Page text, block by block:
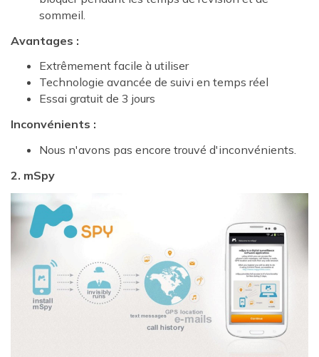
sommeil.
Avantages :
Extrêmement facile à utiliser
Technologie avancée de suivi en temps réel
Essai gratuit de 3 jours
Inconvénients :
Nous n'avons pas encore trouvé d'inconvénients.
2. mSpy